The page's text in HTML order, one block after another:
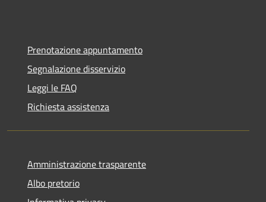
Prenotazione appuntamento
Segnalazione disservizio
Leggi le FAQ
Richiesta assistenza
Amministrazione trasparente
Albo pretorio